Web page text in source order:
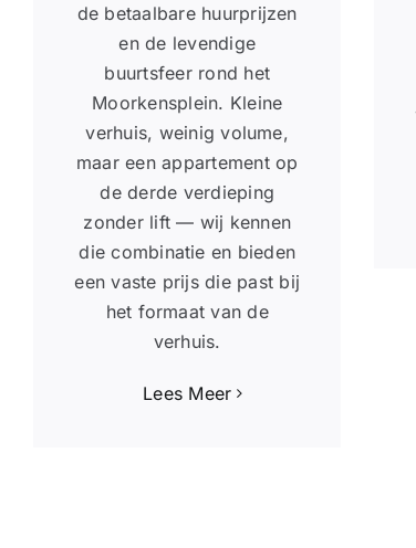
de betaalbare huurprijzen
en de levendige
buurtsfeer rond het
Moorkensplein. Kleine
verhuis, weinig volume,
maar een appartement op
de derde verdieping
zonder lift — wij kennen
die combinatie en bieden
een vaste prijs die past bij
het formaat van de
verhuis.
Lees Meer